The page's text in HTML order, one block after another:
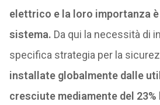
elettrico e la loro importanza è
sistema. Da qui la necessità di
specifica strategia per la
installate globalmente dalle
cresciute mediamente del 23%